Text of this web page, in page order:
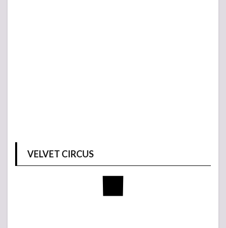
VELVET CIRCUS